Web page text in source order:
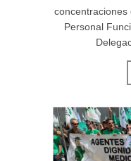
concentraciones
Personal